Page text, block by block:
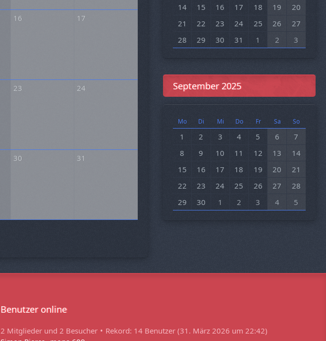
16 17
23 24
30 31
14
15 16 17 18 19
20
21
22 23 24 25 26
27
28
29 30 31 1 2 3
September 2025
Mo Di Mi Do Fr Sa So
1 2 3 4 5 6
7
8
9 10 11 12 13
14
15
16 17 18 19 20
21
22
23 24 25 26 27
28
29
30 1 2 3 4 5
Benutzer online
2 Mitglieder und 2 Besucher Rekord: 14 Benutzer (31. März 2026 um 22:42)